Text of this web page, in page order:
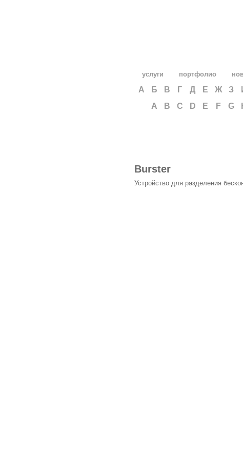
услуги портфолио
А Б В Г Д Е Ж З
A
B C D E F G
Burster
Устройство для разделения